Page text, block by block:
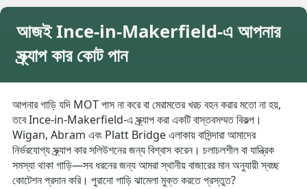
আজই Ince-in-Makerfield-এ আপনার
স্ক্র্যাপ কার কোট পান
আপনার গাড়ি যদি MOT পাস না করে বা মেরামতের খরচ বহন করার মতো না হয়,
তবে Ince-in-Makerfield-এ স্ক্র্যাপ করা একটি বাস্তবসম্মত বিকল্প।
Wigan, Abram এবং Platt Bridge এলাকায় বাসিন্দারা আমাদের
নির্ভরযোগ্য স্ক্র্যাপ কার সলিউশনের জন্য বিশ্বাস করেন। চলাচলশীল বা যান্ত্রিক
সমস্যা থাকা গাড়ি—সব ধরনের জন্য আমরা স্থানীয় বাজারের মান অনুযায়ী স্বচ্ছ
কোটেশন প্রদান করি। পুরানো গাড়ি ঝামেলা মুক্ত করতে প্রস্তুত?